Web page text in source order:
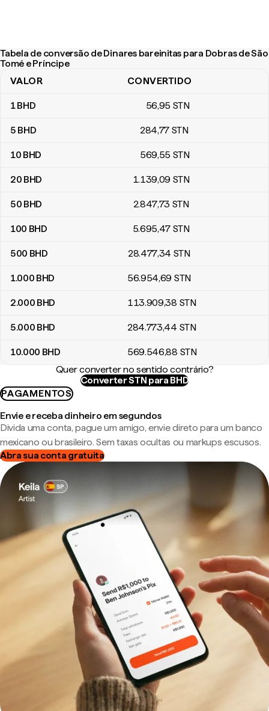
Tabela de conversão de Dinares bareinitas para Dobras de São
Tomé e Príncipe
Tabela de conversão de Dinares bareinitas para Dobras de São
VALOR CONVERTIDO
1BHD 56,95 STN
5 BHD 284,77 STN
10 BHD 569,55 STN
20 BHD 1.139,09 STN
50 BHD 2.847,73 STN
100 BHD 5.695,47 STN
500 BHD 28.477,34 STN
1.000 BHD 56.954,69 STN
2.000 BHD 113.909,38 STN
5.000 BHD 284.773,44 STN
10.000 BHD 569.546,88 STN
Quer converter no sentido contrário?
Converter STN para BHD
PAGAMENTOS
Envie e receba dinheiro em segundos
Divida uma conta, pague um amigo, envie direto para um banco
mexicano ou brasileiro. Sem taxas ocultas ou markups escusos.
Abra sua conta gratuita